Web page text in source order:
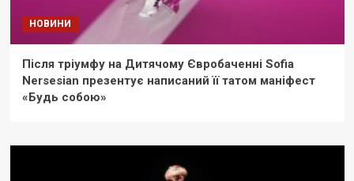
НОВИНИ
Після тріумфу на Дитячому Євробаченні Sofia
Nersesian презентує написаний її татом маніфест
«Будь собою»